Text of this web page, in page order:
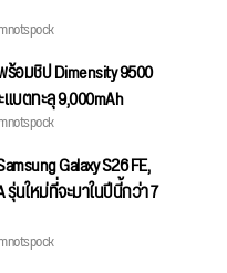
ร้อมชิป Dimensity 9500
บตทะลุ 9,000mAh
Galaxy S26 FE,
รุ่นใหม่ที่จะมาในปีนี้กว่า 7